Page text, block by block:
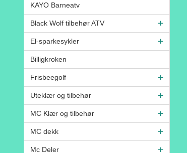
KAYO Barneatv
Black Wolf tilbehør ATV
El-sparkesykler
Billigkroken
Frisbeegolf
Uteklær og tilbehør
MC Klær og tilbehør
MC dekk
Mc Deler